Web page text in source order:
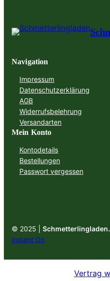
Navigation
Impressum
Datenschutzerklärung
AGB
Widerrufsbelehrung
Versandarten
Mein Konto
Kontodetails
Bestellungen
Passwort vergessen
© 2025 |
Instant On
Vertrag